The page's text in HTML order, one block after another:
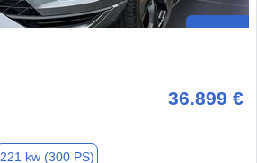
36.899 €
221 kw (300 PS)